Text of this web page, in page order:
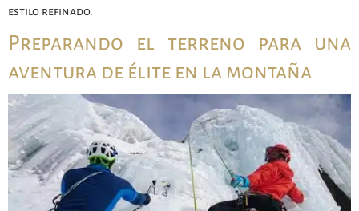
estilo refinado.
Preparando el terreno para una
aventura de élite en la montaña